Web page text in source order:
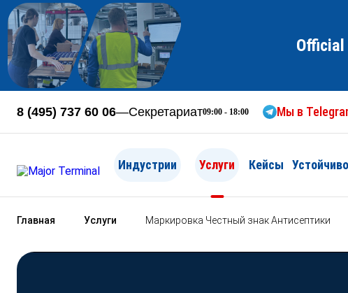
8 (495) 737 60 06—Секретариат09:00 - 18:00 Мы в
Индустрии Услуги Кейсы
Главная Услуги Маркировка Честный знак Антисептики